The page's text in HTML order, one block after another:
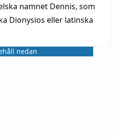
namnet Dennis, som
Dionysios eller latinska
nedan